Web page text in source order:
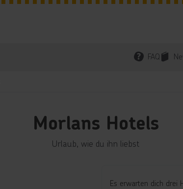
FAQ
Morlans Hotels
Urlaub, wie du ihn liebst
Es erwarten dich drei